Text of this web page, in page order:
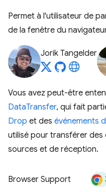
Permet à l'utilisateur de
de la fenêtre du
Jorik Tangelder
Vous avez peut-être
DataTransfer, qui fait
Drop et des événements
utilisé pour transférer des
sources et de réception.
Browser Support